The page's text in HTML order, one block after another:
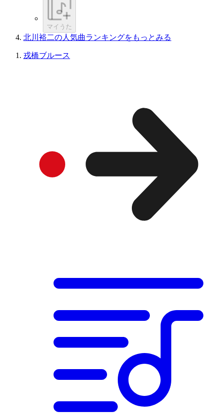
マイうた
北川裕二の人気曲ランキングをもっとみる
戎橋ブルース